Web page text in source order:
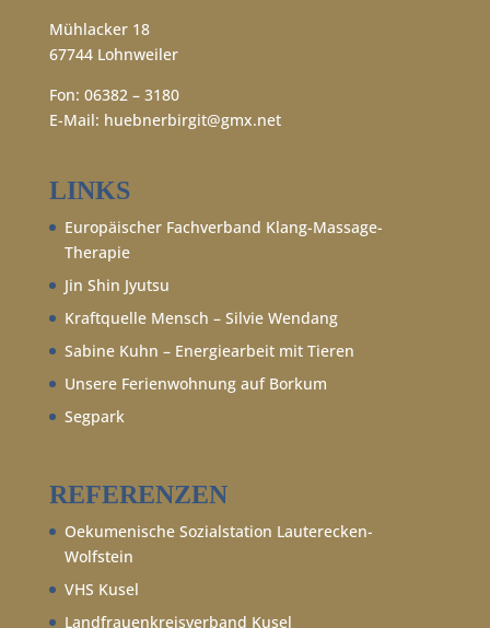
Mühlacker 18
67744 Lohnweiler
Fon: 06382 – 3180
E-Mail: huebnerbirgit@gmx.net
LINKS
Europäischer Fachverband Klang-Massage-
Therapie
Jin Shin Jyutsu
Kraftquelle Mensch – Silvie Wendang
Sabine Kuhn – Energiearbeit mit Tieren
Unsere Ferienwohnung auf Borkum
Segpark
REFERENZEN
Oekumenische Sozialstation Lauterecken-
Wolfstein
VHS Kusel
Landfrauenkreisverband Kusel